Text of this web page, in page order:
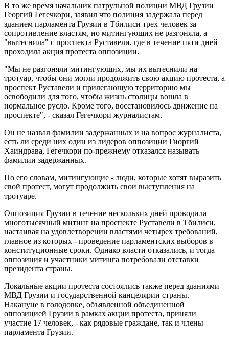
В то же время начальник патрульной полиции МВД Грузии
Георгий Гегечкори, заявил что полиция задержала перед
зданием парламента Грузии в Тбилиси трех человек за
сопротивление властям, но митингующих не разгоняла, а
"вытеснила" с проспекта Руставели, где в течение пяти дней
проходила акция протеста оппозиции.
"Мы не разгоняли митингующих, мы их вытеснили на
тротуар, чтобы они могли продолжить свою акцию протеста, а
проспект Руставели и прилегающую территорию мы
освободили для того, чтобы жизнь столицы вошла в
нормальное русло. Кроме того, восстановилось движение на
проспекте", - сказал Гегечкори журналистам.
Он не назвал фамилии задержанных и на вопрос журналиста,
есть ли среди них один из лидеров оппозиции Гиоргий
Хаиндрава, Гегечкори по-прежнему отказался называть
фамилии задержанных.
По его словам, митингующие - люди, которые хотят выразить
свой протест, могут продолжить свои выступления на
тротуаре.
Оппозиция Грузии в течение нескольких дней проводила
многотысячный митинг на проспекте Руставели в Тбилиси,
настаивая на удовлетворении властями четырех требований,
главное из которых - проведение парламентских выборов в
конституционные сроки. Однако власти отказались, и тогда
оппозиция и участники митинга потребовали отставки
президента страны.
Локальные акции протеста состоялись также перед зданиями
МВД Грузии и государственной канцелярии страны.
Накануне в голодовке, объявленной объединенной
оппозицией Грузии в рамках акции протеста, приняли
участие 17 человек, - как рядовые граждане, так и члены
парламента Грузии.